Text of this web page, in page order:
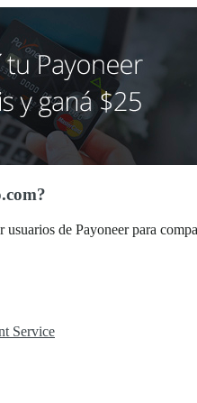
usuarios de Payoneer para
Service